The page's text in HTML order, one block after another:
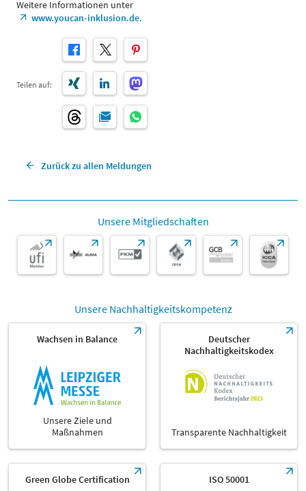
Weitere Informationen unter
www.youcan-inklusion.de.
Teilen auf:
Zurück zu allen Meldungen
Unsere Mitgliedschaften
Unsere Nachhaltigkeitskompetenz
Wachsen in Balance
Unsere Ziele und
Maßnahmen
Deutscher
Nachhaltigkeitskodex
Transparente Nachhaltigkeit
Green Globe Certification ISO 50001